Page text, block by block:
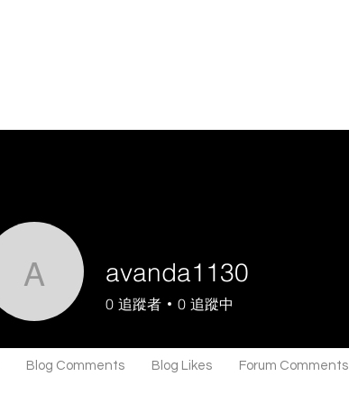
avanda1130
avanda1130
0 追蹤者 0 追蹤中
Blog Comments Blog Likes Forum Comments